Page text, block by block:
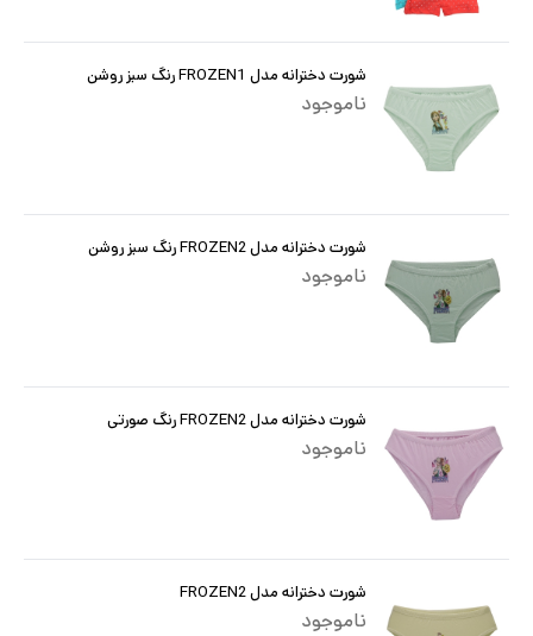
شورت دخترانه مدل FROZEN1 رنگ سبز روشن
ناموجود
شورت دخترانه مدل FROZEN2 رنگ سبز روشن
ناموجود
شورت دخترانه مدل FROZEN2 رنگ صورتی
ناموجود
شورت دخترانه مدل FROZEN2
ناموجود